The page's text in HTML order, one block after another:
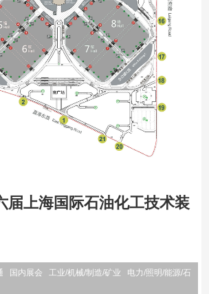
届上海国际石油化工技术装
国内展会 工业/机械/制造/矿业
电力/照明/能源/石